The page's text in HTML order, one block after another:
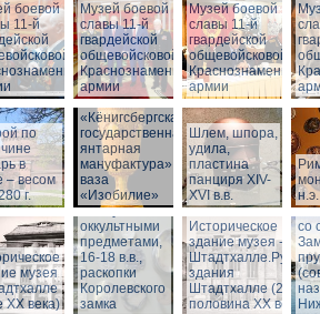
боевой
11-й
Музей боевой
славы 11-й
гвардейской
общевойсковой
Краснознаменной
армии
Музей боевой
славы 11-й
гвардейской
общевойсковой
Краснознаменной
армии
по
в
– весом
г.
«Кёнигсбергская
государственная
янтарная
мануфактура» -
ваза
«Изобилие»
Шлем, шпора,
удила,
пластина
панциря XIV-
XVI в.в.
музея
XX века)
Шкатулка с
оккультными
предметами,
16-18 в.в.,
раскопки
Королевского
замка
Историческое
здание музея -
Штадтхалле.Руины
здания
Штадтхалле (2-я
половина ХХ века)
-
со